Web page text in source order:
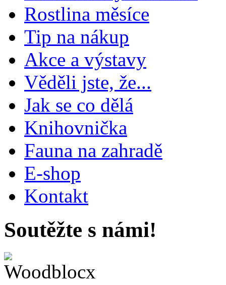
Rostlina měsíce
Tip na nákup
Akce a výstavy
Věděli jste, že...
Jak se co dělá
Knihovnička
Fauna na zahradě
E-shop
Kontakt
Soutěžte s námi!